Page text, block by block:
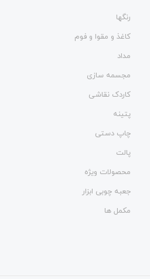
رنگها
کاغذ و مقوا و فوم
مداد
مجسمه سازی
کاردک نقاشی
پتینه
چاپ دستی
پالت
محصولات ویژه
جعبه چوبی ابزار
مکمل ها